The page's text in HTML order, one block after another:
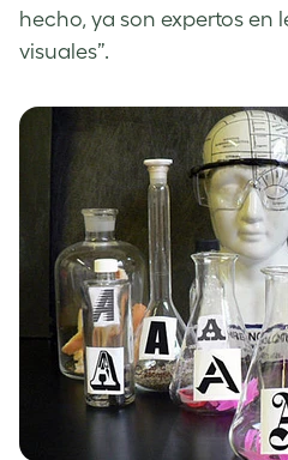
hecho, ya son expertos en
visuales”.